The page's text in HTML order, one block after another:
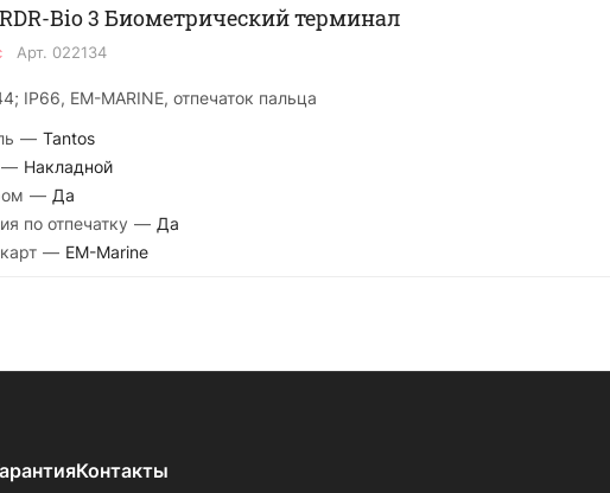
Bio 3 Биометрический терминал
Арт. 022134
IP66, EM-MARINE, отпечаток пальца
— Tantos
— Накладной
— Да
по отпечатку — Да
— EM-Marine
Контакты